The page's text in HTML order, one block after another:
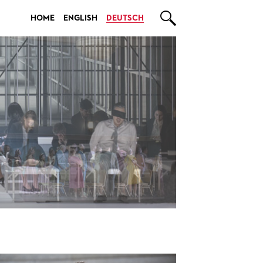
HOME ENGLISH DEUTSCH 